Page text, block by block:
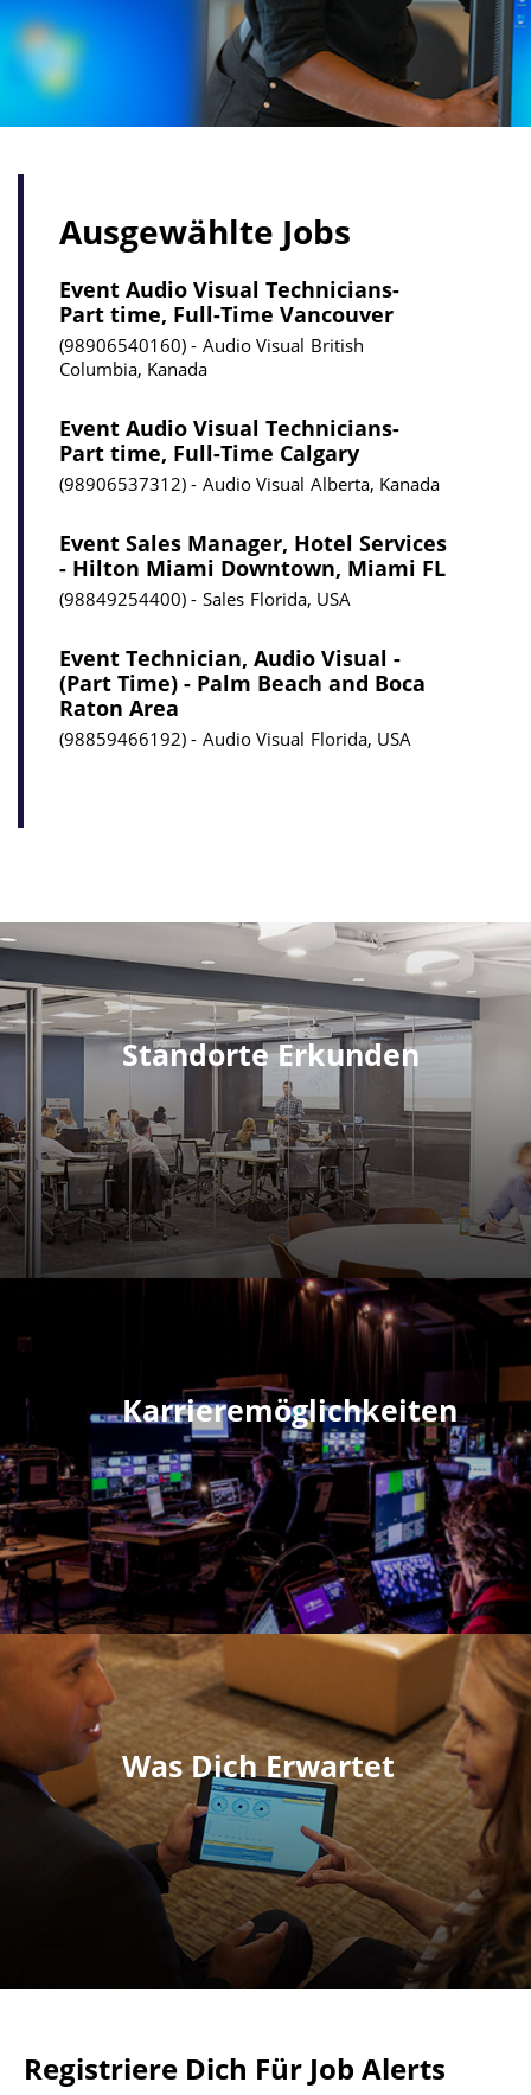
Ausgewählte Jobs
Event Audio Visual Technicians-
Part time, Full-Time Vancouver
98906540160 Audio Visual British
Columbia, Kanada
Event Audio Visual Technicians-
Part time, Full-Time Calgary
98906537312 Audio Visual Alberta, Kanada
Event Sales Manager, Hotel Services
- Hilton Miami Downtown, Miami FL
98849254400 Sales Florida, USA
Event Technician, Audio Visual -
(Part Time) - Palm Beach and Boca
Raton Area
98859466192 Audio Visual Florida, USA
Standorte Erkunden
Karrieremöglichkeiten
Was Dich Erwartet
Registriere Dich Für Job Alerts